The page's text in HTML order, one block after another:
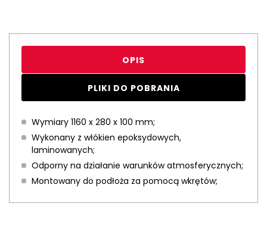
OPIS
PLIKI DO POBRANIA
Wymiary 1160 x 280 x 100 mm;
Wykonany z włókien epoksydowych,
laminowanych;
Odporny na działanie warunków atmosferycznych;
Montowany do podłoża za pomocą wkrętów;